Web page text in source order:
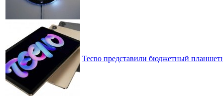
Tecno представили бюджетный